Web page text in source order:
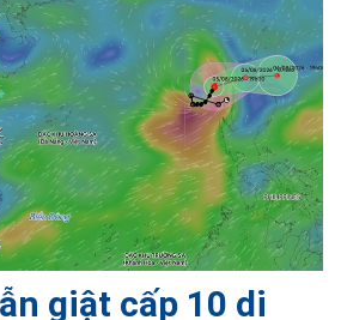
giật cấp 10 di